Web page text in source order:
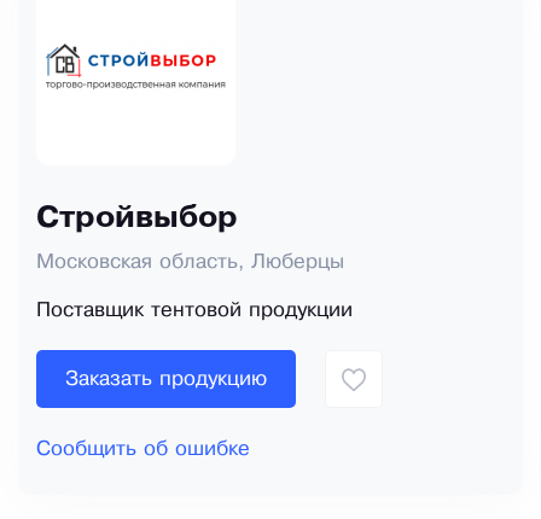
Стройвыбор
Московская область, Люберцы
Поставщик тентовой продукции
Заказать продукцию
Сообщить об ошибке